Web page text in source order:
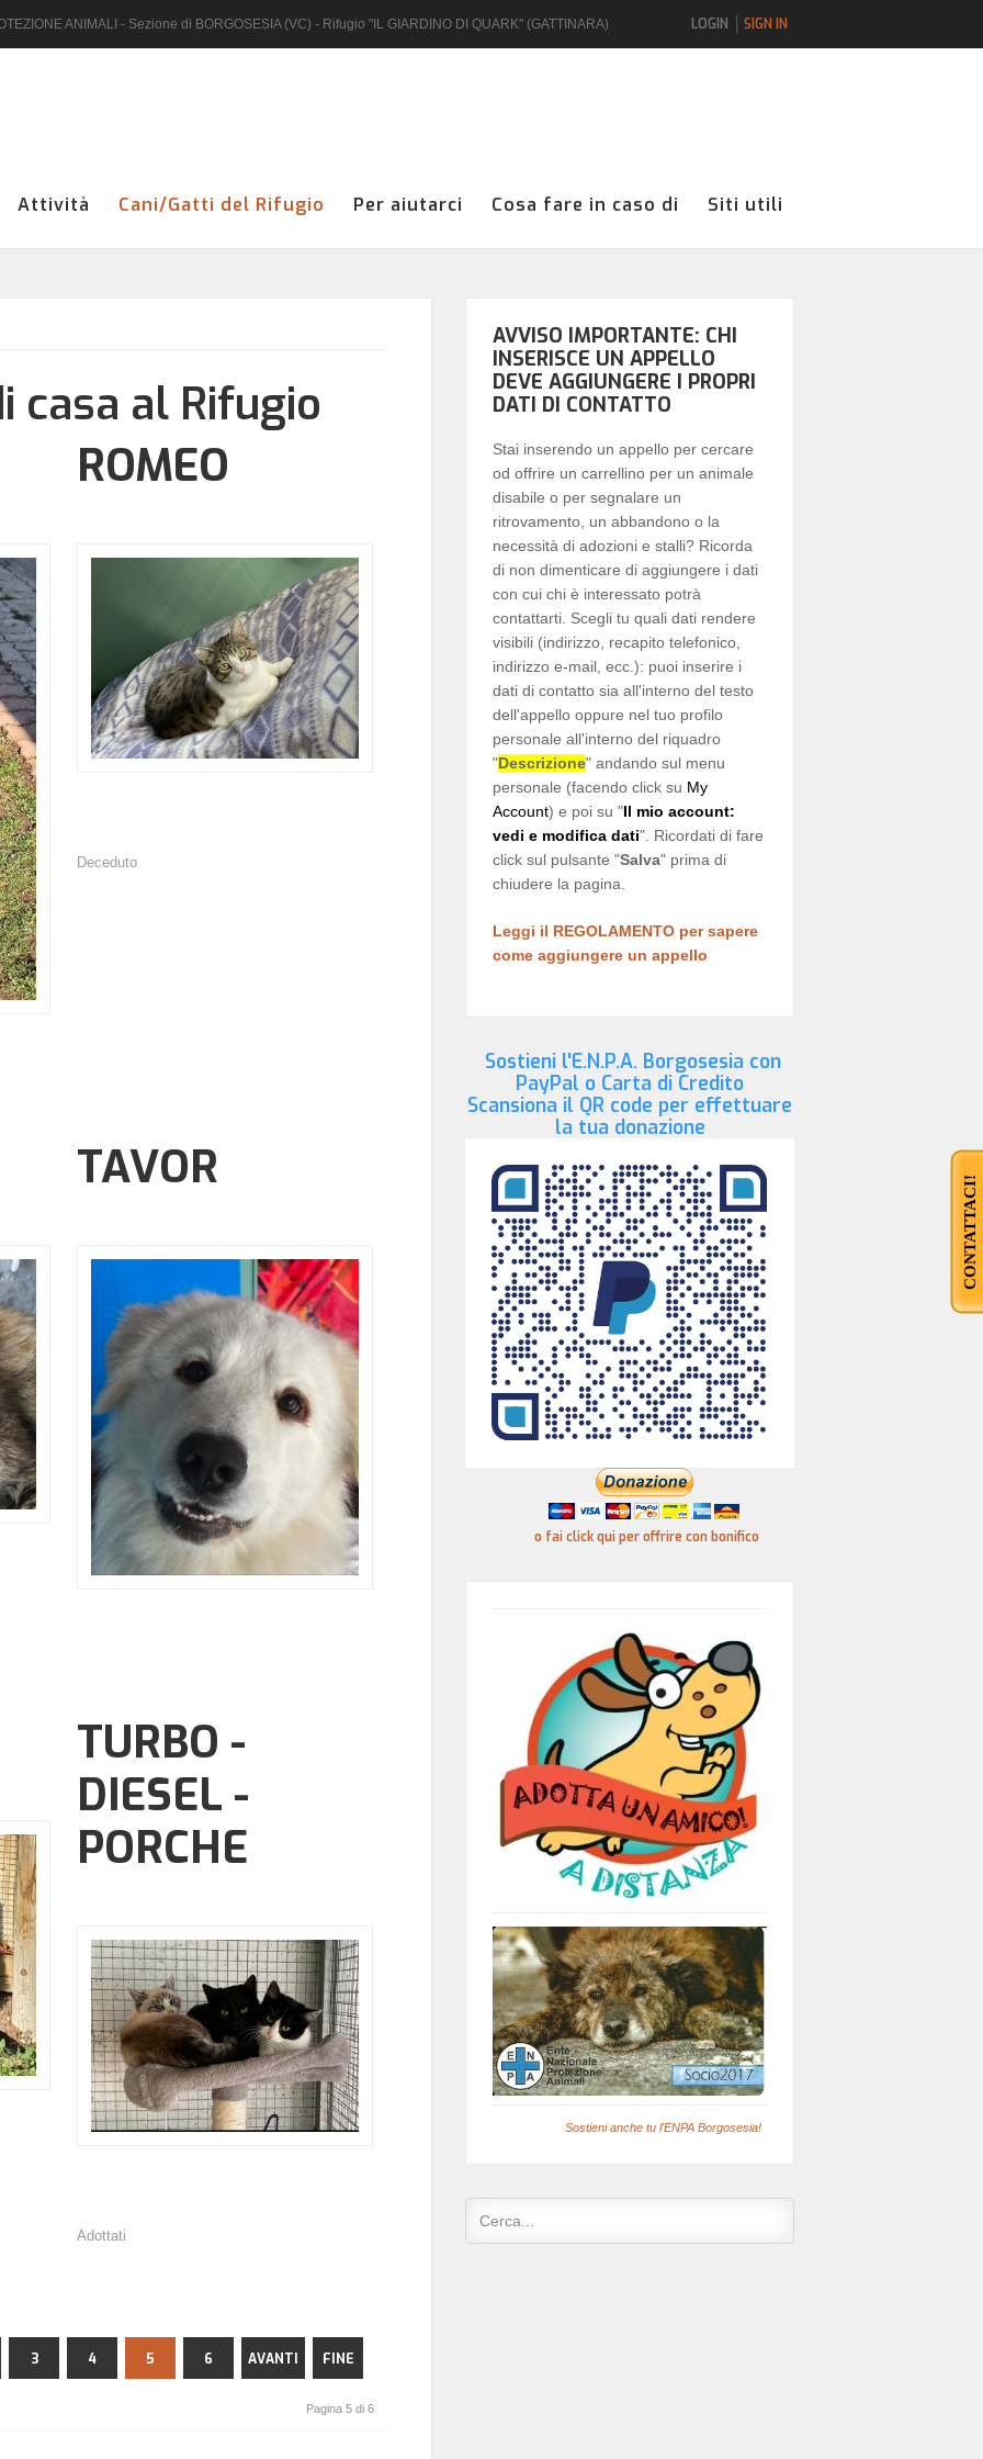
ANIMALI - Sezione di BORGOSESIA (VC) - Rifugio "IL GIARDINO DI QUARK" (GATTINARA) LOGIN SIGN IN
Attività Cani/Gatti del Rifugio Per aiutarci Cosa fare in caso di Siti utili
casa al Rifugio
ROMEO
Deceduto
TAVOR
TURBO -
DIESEL -
PORCHE
Adottati
3 4 5 6 AVANTI FINE
Pagina 5 di 6
AVVISO IMPORTANTE: CHI
INSERISCE UN APPELLO
DEVE AGGIUNGERE I PROPRI
DATI DI CONTATTO
Stai inserendo un appello per cercare
od offrire un carrellino per un animale
disabile o per segnalare un
ritrovamento, un abbandono o la
necessità di adozioni e stalli? Ricorda
di non dimenticare di aggiungere i dati
con cui chi è interessato potrà
contattarti. Scegli tu quali dati rendere
visibili (indirizzo, recapito telefonico,
indirizzo e-mail, ecc.): puoi inserire i
dati di contatto sia all'interno del testo
dell'appello oppure nel tuo profilo
personale all'interno del riquadro
"Descrizione" andando sul menu
personale (facendo click su My
Account) e poi su "Il mio account:
vedi e modifica dati". Ricordati di fare
click sul pulsante "Salva" prima di
chiudere la pagina.
Leggi il REGOLAMENTO per sapere
come aggiungere un appello
Sostieni l'E.N.P.A. Borgosesia con
PayPal o Carta di Credito
Scansiona il QR code per effettuare
la tua donazione
o fai click qui per offrire con bonifico
Sostieni anche tu l'ENPA Borgosesia!
Password
Hai dimenticato il nome utente?
CONTATTACI!